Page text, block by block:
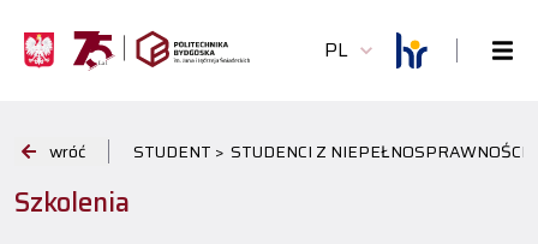
PL
wróć STUDENT > STUDENCI Z
Szkolenia